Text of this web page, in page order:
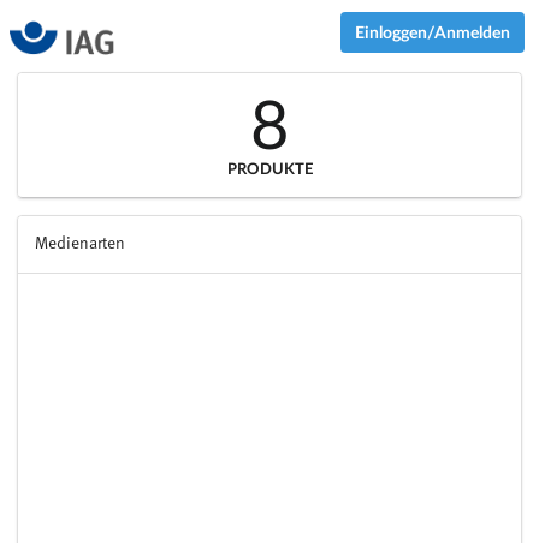
Einloggen/Anmelden
8
PRODUKTE
Medienarten